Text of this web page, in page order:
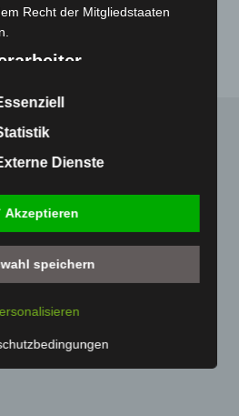
Recht der Mitgliedstaaten
ist eine natürliche oder juristische
oder andere Stelle, die
Daten im Auftrag des
oder juristische Person,
oder andere Stelle, der
Daten offengelegt werden,
ob es sich bei ihr um einen
nach dem
Daten erhalten,
Empfänger.
Dienste
Akzeptieren
speichern